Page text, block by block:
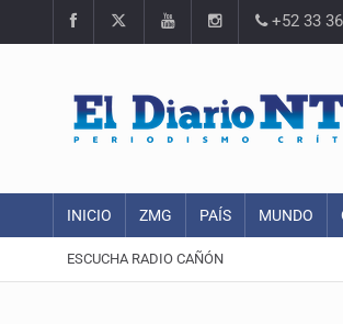
+52 33
INICIO ZMG PAÍS MUNDO
ESCUCHA RADIO CAÑÓN